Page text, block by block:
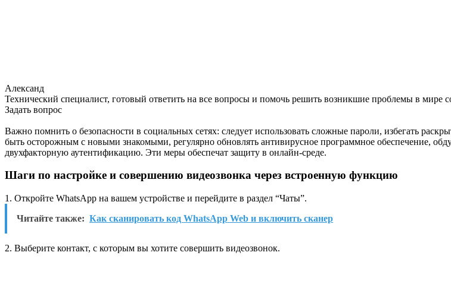
Александ
Технический специалист, готовый ответить на все вопросы и помочь решить возникшие проблемы в мире
Задать вопрос
Важно помнить о безопасности в социальных сетях: следует использовать сложные пароли, избегать
быть осторожным с новыми знакомыми, регулярно обновлять антивирусное программное обеспечение,
двухфакторную аутентификацию. Эти меры обеспечат защиту в онлайн-среде.
Шаги по настройке и совершению видеозвонка через встроенную функцию
1. Откройте WhatsApp на вашем устройстве и перейдите в раздел “Чаты”.
Читайте также: Как сканировать код WhatsApp Web и включить сканер
2. Выберите контакт, с которым вы хотите совершить видеозвонок.